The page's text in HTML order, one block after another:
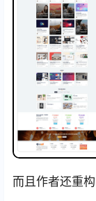
而且作者还重